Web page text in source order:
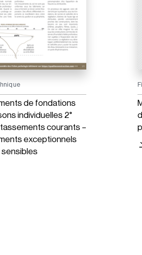
de fondations
individuelles 2°
courants –
exceptionnels
sensibles